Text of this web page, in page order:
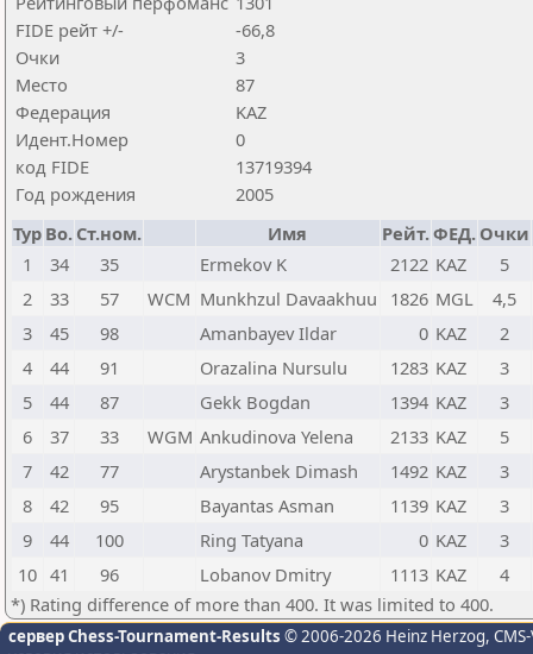
FIDE рейт +/-
-66,8
Очки
3
Место
87
Федерация
KAZ
Идент.Номер
0
код FIDE
13719394
Год рождения
2005
Тур Bo. Ст.ном. Имя Рейт.ФЕД. Очки
1
34 35 Ermekov K 2122 KAZ
5
2
33 57 WCM Munkhzul Davaakhuu 1826 MGL
4,5
3
45 98 Amanbayev Ildar 0 KAZ
2
4
44 91 Orazalina Nursulu 1283 KAZ
3
5
44 87 Gekk Bogdan 1394 KAZ
3
6
37 33 WGM Ankudinova Yelena 2133 KAZ
5
7
42 77 Arystanbek Dimash 1492 KAZ
3
8
42 95 Bayantas Asman 1139 KAZ
3
9
44 100 Ring Tatyana 0 KAZ
3
10 41 96 Lobanov Dmitry 1113 KAZ
4
*) Rating difference of more than 400. It was limited to 400.
сервер Chess-Tournament-Results © 2006-2026 Heinz Herzog,